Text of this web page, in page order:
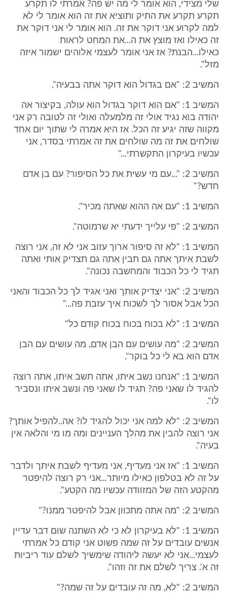
שלי מצידי, הוא אומר לי מה יש פה? אמרתי לו תקרע
תקרע תקרע את התיק ותוציא את זה הוא אומר לי לא
למה לקרוע אני דוקר את זה. הוא אומר לי אני דוקר את
זה כאילו ואז מוצץ את ה...את המחט לראות
כאילו...הבנת? אז אני אומר לעצמי אלוהים ישמור איזה
מזל".
המשיב 2: "אם בגדול הוא דוקר אתה בבעיה".
המשיב 1: "אם הוא דוקר בגדול הוא עולה, בקיצור אה
יהודה בוא נגיד אולי זה מלמעלה ואולי זה לטובה רק אני
מקווה שזה יגיע זה הכל. אז היא אמרה לי שתוך יום אחד
שולחים את זה מה שולחים את זה אמרתי בסדר, אני
עכשיו בעיקרון התקשרתי..."
המשיב 2: "...עם מי עשית את כל הסיפור? עם בן אדם
חדש?"
המשיב 1: "עם אה ההוא שאתה מכיר".
המשיב 2: "פי עלייך ידעתי יא שרמוטה".
המשיב 1: "לא זה סיפור ארוך עזוב אני לא זה, אני רוצה
לשבת איתך אתה גם תבין אתה גם תצדיק אותי ואתה
תגיד לי כל הכבוד והמחשבה נכונה".
המשיב 2: "אני יצדיק אותך ואני אגיד לך כל הכבוד והאני
הכל אבל אסור לך לשכוח איך עזבת פה..."
המשיב 1: "לא בכוח בכוח בכוח קודם כל"
המשיב 2: "מה עושים עם הבן אדם, מה עושים עם הבן
אדם הוא בא לי כל בוקר".
המשיב 1: "אנחנו נשב איתו, אתה תשב איתו, אתה רוצה
להגיד לו שאני פה? תגיד לו שאני פה ונשב איתו ונסביר
לו".
המשיב 2: "לא למה אני יכול להגיד לו? אה..להפיל אותך?
אני רוצה להבין את מהלך העניינים ומה מו מי והלאה אין
בעיה".
המשיב 1: "אז אני מעדיף, אני מעדיף לשבת איתך ולדבר
על זה לא בטלפון כאילו מיותר...אני רק רוצה להיפטר
מהקטע הזה של המזוודה עכשיו מה הקטע".
המשיב 2: "מה אתה מתכוון אבל להיפטר ממנו?"
המשיב 1: "לא בעיקרון לא כי לא השתנה שום דבר עדיין
אנשים עובדים על זה שמה פשוט אני קודם כל אמרתי
לעצמי...אני לא יעשה ליהודה שימשיך לשלם עוד ריביות
זה א'. צריך לשלם את זה וזהו".
המשיב 2: "לא, מה זה עובדים על זה שמה?"